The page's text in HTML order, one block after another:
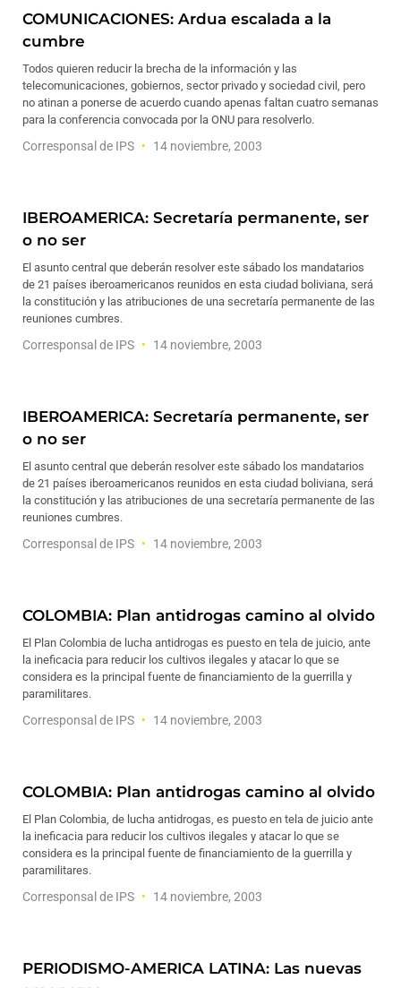
COMUNICACIONES: Ardua escalada a la
cumbre
Todos quieren reducir la brecha de la información y las
telecomunicaciones, gobiernos, sector privado y sociedad civil, pero
no atinan a ponerse de acuerdo cuando apenas faltan cuatro semanas
para la conferencia convocada por la ONU para resolverlo.
Corresponsal de IPS 14 noviembre, 2003
IBEROAMERICA: Secretaría permanente, ser
o no ser
El asunto central que deberán resolver este sábado los mandatarios
de 21 países iberoamericanos reunidos en esta ciudad boliviana, será
la constitución y las atribuciones de una secretaría permanente de las
reuniones cumbres.
Corresponsal de IPS 14 noviembre, 2003
IBEROAMERICA: Secretaría permanente, ser
o no ser
El asunto central que deberán resolver este sábado los mandatarios
de 21 países iberoamericanos reunidos en esta ciudad boliviana, será
la constitución y las atribuciones de una secretaría permanente de las
reuniones cumbres.
Corresponsal de IPS 14 noviembre, 2003
COLOMBIA: Plan antidrogas camino al olvido
El Plan Colombia de lucha antidrogas es puesto en tela de juicio, ante
la ineficacia para reducir los cultivos ilegales y atacar lo que se
considera es la principal fuente de financiamiento de la guerrilla y
paramilitares.
Corresponsal de IPS 14 noviembre, 2003
COLOMBIA: Plan antidrogas camino al olvido
El Plan Colombia, de lucha antidrogas, es puesto en tela de juicio ante
la ineficacia para reducir los cultivos ilegales y atacar lo que se
considera es la principal fuente de financiamiento de la guerrilla y
paramilitares.
Corresponsal de IPS 14 noviembre, 2003
PERIODISMO-AMERICA LATINA: Las nuevas